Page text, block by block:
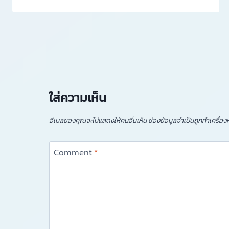
ใส่ความเห็น
อีเมลของคุณจะไม่แสดงให้คนอื่นเห็น ช่องข้อมูลจำเป็นถูกทำเครื่อ
Comment*